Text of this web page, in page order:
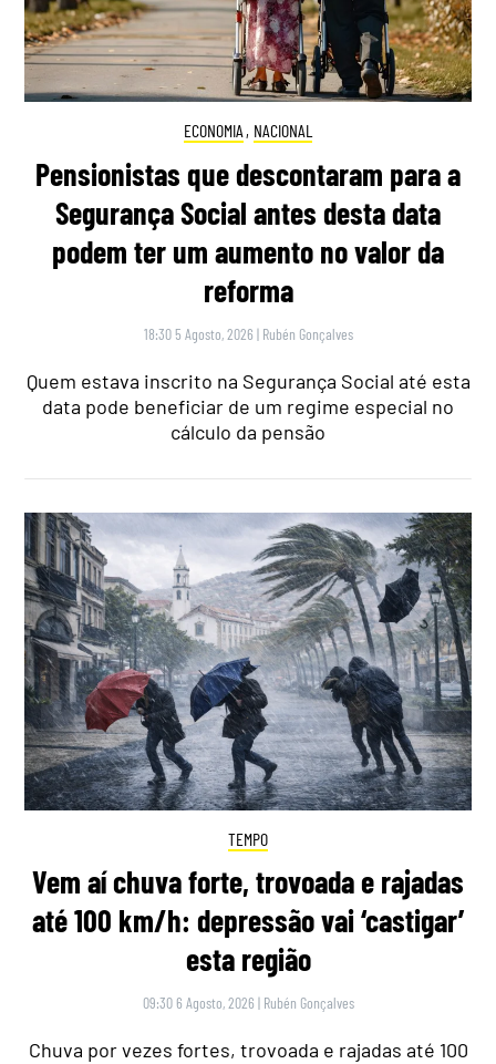
ECONOMIA , NACIONAL
Pensionistas que descontaram para a
Segurança Social antes desta data
podem ter um aumento no valor da
reforma
18:30 5 Agosto, 2026 | Rubén Gonçalves
Quem estava inscrito na Segurança Social até esta
data pode beneficiar de um regime especial no
cálculo da pensão
TEMPO
Vem aí chuva forte, trovoada e rajadas
até 100 km/h: depressão vai ‘castigar’
esta região
09:30 6 Agosto, 2026 | Rubén Gonçalves
Chuva por vezes fortes, trovoada e rajadas até 100